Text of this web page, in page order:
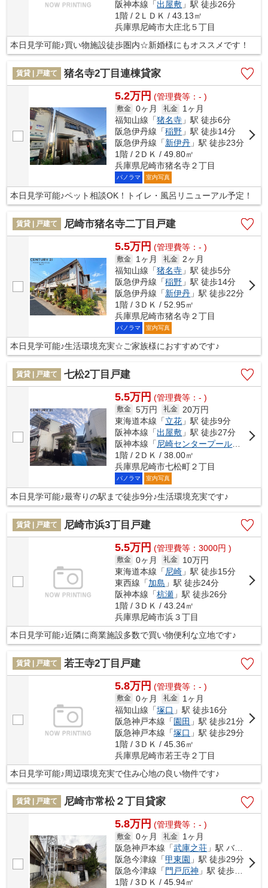
阪神本線「出屋敷 」駅 徒歩26分
1階 / 2ＬＤＫ / 43.13㎡
兵庫県尼崎市大庄北５丁目
本日見学可能♪買い物施設徒歩圏内☆新婚様にもオススメです！
賃貸 | 戸建て 猪名寺2丁目連棟貸家
5.2万円 (管理費等：- )
敷金 0ヶ月 礼金
1ヶ月
福知山線「猪名寺 」駅 徒歩6分
阪急伊丹線「稲野 」駅 徒歩14分
阪急伊丹線「新伊丹 」駅 徒歩23分
1階 / 2ＤＫ / 49.80㎡
兵庫県尼崎市猪名寺２丁目
パノラマ 室内写真
本日見学可能♪ペット相談OK！トイレ・風呂リニューアル予定！
賃貸 | 戸建て 尼崎市猪名寺二丁目戸建
5.5万円 (管理費等：- )
敷金 1ヶ月 礼金
2ヶ月
福知山線「猪名寺 」駅 徒歩5分
阪急伊丹線「稲野 」駅 徒歩14分
阪急伊丹線「新伊丹 」駅 徒歩22分
1階 / 3ＤＫ / 52.95㎡
兵庫県尼崎市猪名寺２丁目
パノラマ 室内写真
本日見学可能♪生活環境充実☆ご家族様におすすめです♪
賃貸 | 戸建て 七松2丁目戸建
5.5万円 (管理費等：- )
敷金 5万円 礼金
20万円
東海道本線「立花 」駅 徒歩9分
阪神本線「出屋敷 」駅 徒歩27分
阪神本線「 尼崎センタープール前
」駅
1階 / 2ＤＫ / 38.00㎡
兵庫県尼崎市七松町２丁目
パノラマ 室内写真
本日見学可能♪最寄りの駅まで徒歩9分♪生活環境充実です♪
賃貸 | 戸建て 尼崎市浜3丁目戸建
5.5万円 (管理費等：3000円 )
敷金 0ヶ月 礼金
10万円
東海道本線「 尼崎 」駅 徒歩15分
東西線「加島 」駅 徒歩24分
阪神本線「杭瀬 」駅 徒歩26分
1階 / 3ＤＫ / 43.24㎡
兵庫県尼崎市浜３丁目
本日見学可能♪近隣に商業施設多数で買い物便利な立地です♪
賃貸 | 戸建て 若王寺2丁目戸建
5.8万円 (管理費等：- )
敷金 0ヶ月 礼金
1ヶ月
福知山線「塚口 」駅 徒歩16分
阪急神戸本線「園田 」駅 徒歩21分
阪急神戸本線「塚口 」駅 徒歩29分
1階 / 3ＤＫ / 45.36㎡
兵庫県尼崎市若王寺２丁目
本日見学可能♪周辺環境充実で住み心地の良い物件です♪
賃貸 | 戸建て 尼崎市常松２丁目貸家
5.8万円 (管理費等：- )
敷金 0ヶ月 礼金
1ヶ月
阪急神戸本線「武庫之荘 」駅 バス14分 「常陽中学校」 停歩5分
阪急今津線「甲東園 」駅 徒歩29分
阪急今津線「 門戸厄神 」駅 徒歩30分
1階 / 3ＤＫ / 45.94㎡